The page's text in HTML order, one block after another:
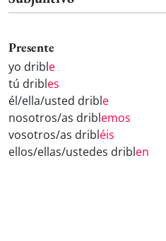
Presente
yo drible
tú dribles
él/ella/usted drible
nosotros/as driblemos
vosotros/as dribléis
ellos/ellas/ustedes driblen